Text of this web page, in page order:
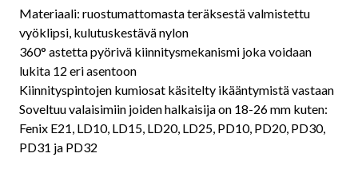
Materiaali: ruostumattomasta teräksestä valmistettu
vyöklipsi, kulutuskestävä nylon
360° astetta pyörivä kiinnitysmekanismi joka voidaan
lukita 12 eri asentoon
Kiinnityspintojen kumiosat käsitelty ikääntymistä vastaan
Soveltuu valaisimiin joiden halkaisija on 18-26 mm kuten:
Fenix E21, LD10, LD15, LD20, LD25, PD10, PD20, PD30,
PD31 ja PD32